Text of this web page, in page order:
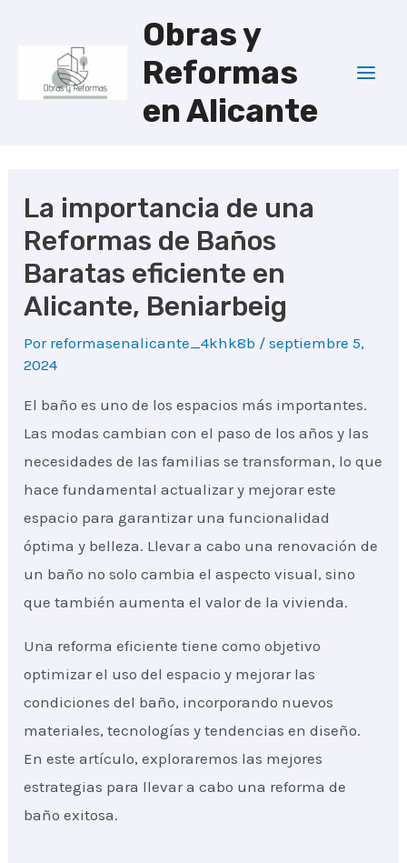
contenido
Obras y
Reformas
en Alicante
La importancia de una
Reformas de Baños
Baratas eficiente en
Alicante, Beniarbeig
Por reformasenalicante_4khk8b /septiembre 5,
2024
El baño es uno de los espacios más importantes.
Las modas cambian con el paso de los años y las
necesidades de las familias se transforman, lo que
hace fundamental actualizar y mejorar este
espacio para garantizar una funcionalidad
óptima y belleza. Llevar a cabo una renovación de
un baño no solo cambia el aspecto visual, sino
que también aumenta el valor de la vivienda.
Una reforma eficiente tiene como objetivo
optimizar el uso del espacio y mejorar las
condiciones del baño, incorporando nuevos
materiales, tecnologías y tendencias en diseño.
En este artículo, exploraremos las mejores
estrategias para llevar a cabo una reforma de
baño exitosa.